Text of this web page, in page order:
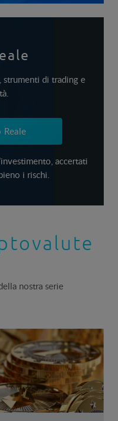
di trading e
accertati
i rischi.
nostra serie